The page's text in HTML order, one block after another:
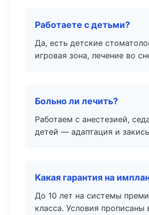
Работаете с детьми?
Да, есть детские
игровая зона, лечение во
Больно ли лечить?
Работаем с анестезией,
детей — адаптация и
Какая гарантия на
До 10 лет на системы
класса. Условия прописаны